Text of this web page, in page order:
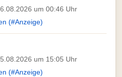
um 00:46 Uhr
(#Anzeige)
um 15:05 Uhr
(#Anzeige)